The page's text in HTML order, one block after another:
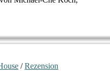
/Rezension